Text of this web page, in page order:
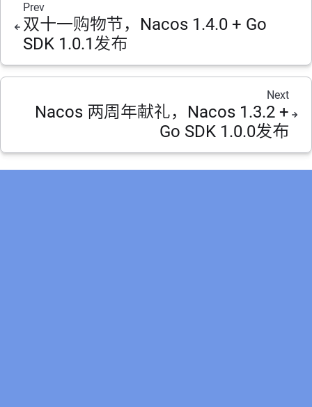
Prev
双十一购物节，Nacos 1.4.0 + Go
SDK 1.0.1发布
Next
Nacos 两周年献礼，Nacos 1.3.2 +
Go SDK 1.0.0发布